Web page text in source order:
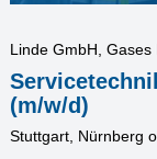
Linde GmbH, Gases
(m/w/d)
Stuttgart, Nürnberg